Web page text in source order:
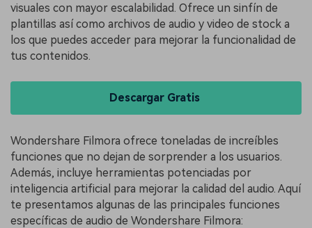
visuales con mayor escalabilidad. Ofrece un sinfín de
plantillas así como archivos de audio y video de stock a
los que puedes acceder para mejorar la funcionalidad de
tus contenidos.
Descargar Gratis
Wondershare Filmora ofrece toneladas de increíbles
funciones que no dejan de sorprender a los usuarios.
Además, incluye herramientas potenciadas por
inteligencia artificial para mejorar la calidad del audio. Aquí
te presentamos algunas de las principales funciones
específicas de audio de Wondershare Filmora: